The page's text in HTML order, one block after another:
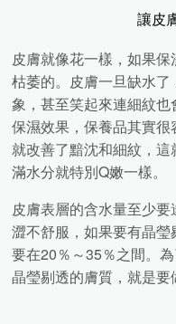
讓皮
皮膚就像花一樣，如果
枯萎的。皮膚一旦缺水
象，甚至笑起來連細紋
保濕效果，保養品其實很
就改善了黯沈和細紋，
滿水分就特別Q嫩一樣。
皮膚表層的含水量至少要
澀不舒服，如果要有晶
要在20％～35％之間。
晶瑩剔透的膚質，就是要